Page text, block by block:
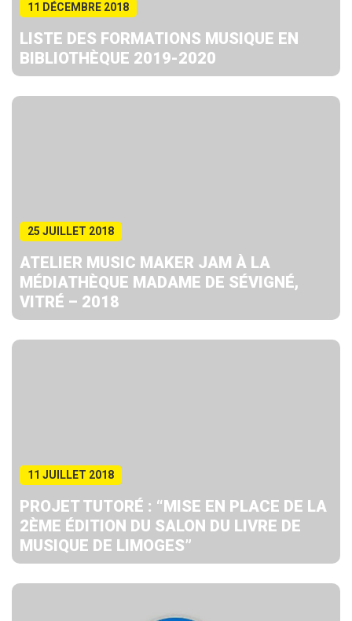
11 DÉCEMBRE 2018
LISTE DES FORMATIONS MUSIQUE EN
BIBLIOTHÈQUE 2019-2020
25 JUILLET 2018
ATELIER MUSIC MAKER JAM À LA
MÉDIATHÈQUE MADAME DE SÉVIGNÉ,
VITRÉ – 2018
11 JUILLET 2018
PROJET TUTORÉ : “MISE EN PLACE DE LA
2ÈME ÉDITION DU SALON DU LIVRE DE
MUSIQUE DE LIMOGES”